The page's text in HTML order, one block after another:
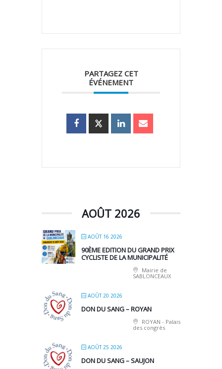
PARTAGEZ CET
ÉVÉNEMENT
AOÛT 2026
AOÛT 16 2026
90ÈME EDITION DU GRAND PRIX
CYCLISTE DE LA MUNICIPALITÉ
Mairie de
SABLONCEAUX
AOÛT 20 2026
DON DU SANG – ROYAN
ROYAN - Palais
des congrès
AOÛT 25 2026
DON DU SANG – SAUJON